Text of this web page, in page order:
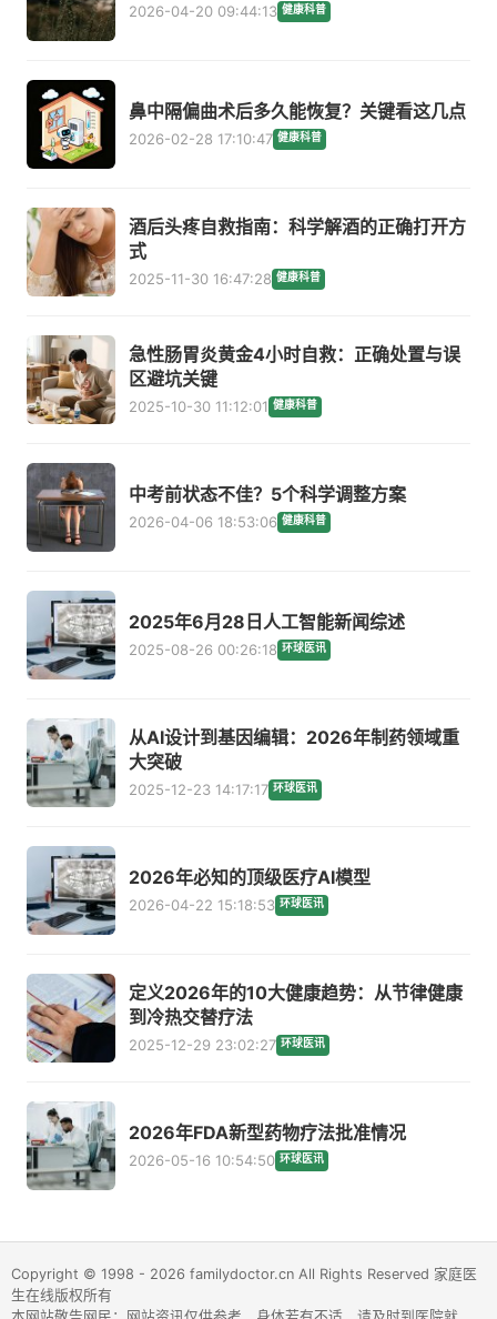
2026-04-20 09:44:13 健康科普
鼻中隔偏曲术后多久能恢复？关键看这几点
2026-02-28 17:10:47 健康科普
酒后头疼自救指南：科学解酒的正确打开方
式
2025-11-30 16:47:28 健康科普
急性肠胃炎黄金4小时自救：正确处置与误
区避坑关键
2025-10-30 11:12:01 健康科普
中考前状态不佳？5个科学调整方案
2026-04-06 18:53:06 健康科普
2025年6月28日人工智能新闻综述
2025-08-26 00:26:18 环球医讯
从AI设计到基因编辑：2026年制药领域重
大突破
2025-12-23 14:17:17 环球医讯
2026年必知的顶级医疗AI模型
2026-04-22 15:18:53 环球医讯
定义2026年的10大健康趋势：从节律健康
到冷热交替疗法
2025-12-29 23:02:27 环球医讯
2026年FDA新型药物疗法批准情况
2026-05-16 10:54:50 环球医讯
Copyright © 1998 - 2026 familydoctor.cn All Rights Reserved 家庭医
生在线版权所有